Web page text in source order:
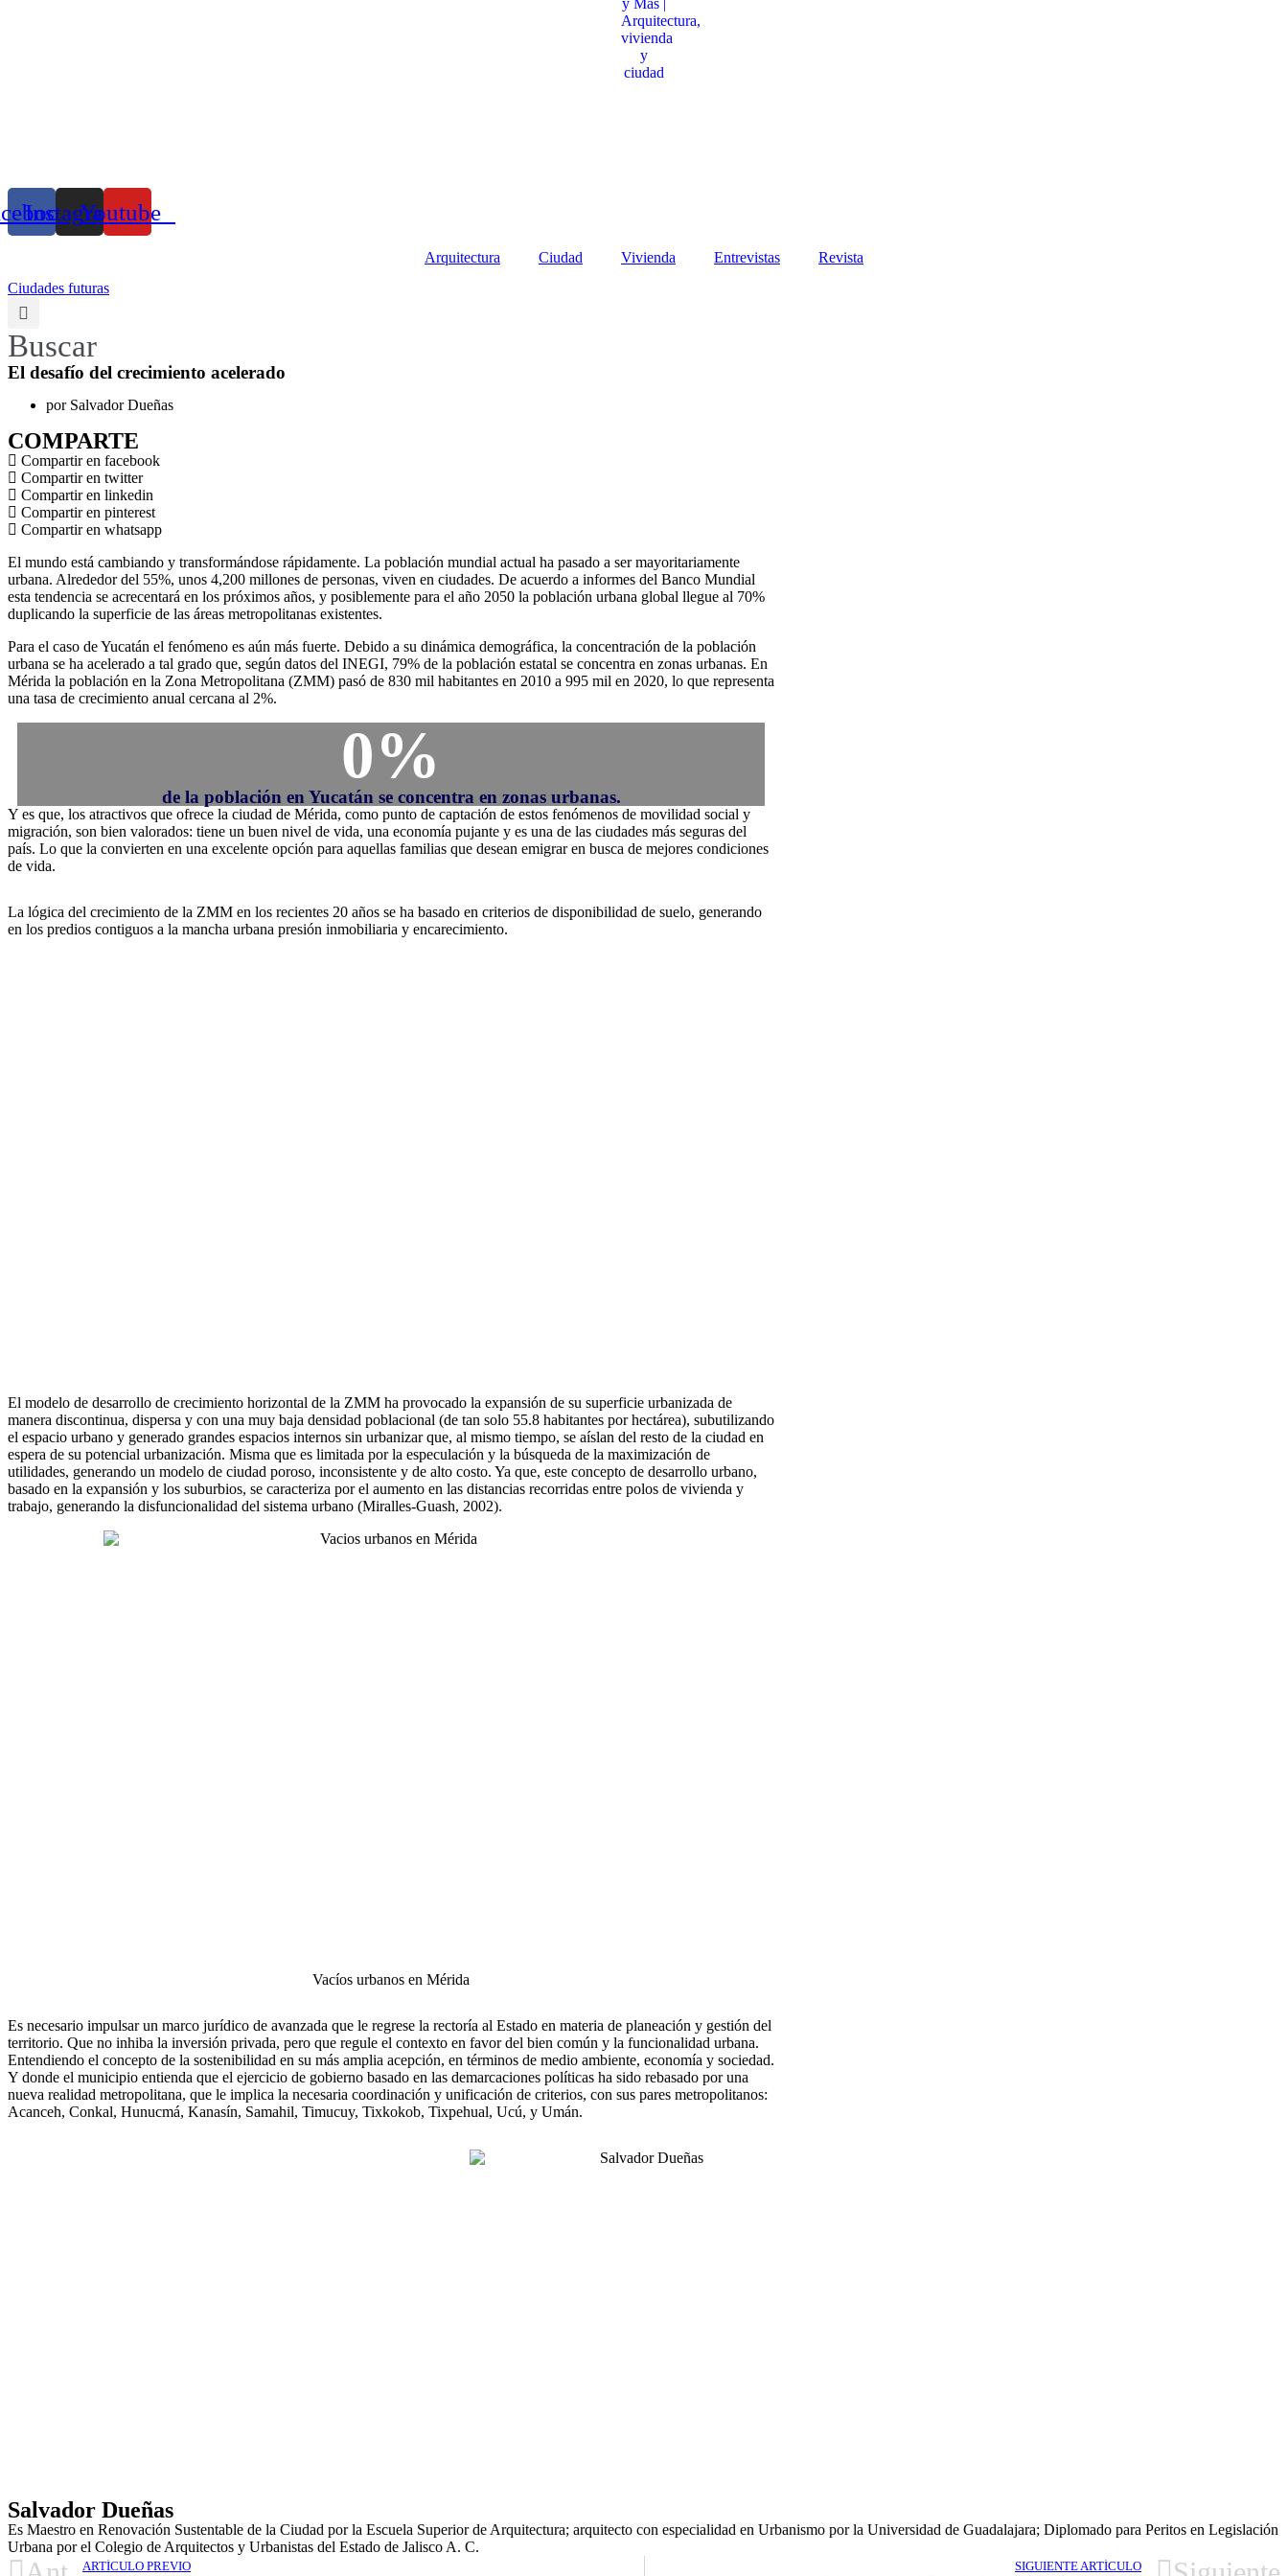
InstagramYoutube
Arquitectura Ciudad Vivienda Entrevistas
Revista
Ciudades futuras
Buscar
El desafío del crecimiento acelerado
por Salvador Dueñas
COMPARTE
Compartir en facebook
Compartir en twitter
Compartir en linkedin
Compartir en pinterest
Compartir en whatsapp
El mundo está cambiando y transformándose rápidamente. La población mundial actual ha pasado a ser mayoritariamente
urbana. Alrededor del 55%, unos 4,200 millones de personas, viven en ciudades. De acuerdo a informes del Banco Mundial
esta tendencia se acrecentará en los próximos años, y posiblemente para el año 2050 la población urbana global llegue al 70%
duplicando la superficie de las áreas metropolitanas existentes.
Para el caso de Yucatán el fenómeno es aún más fuerte. Debido a su dinámica demográfica, la concentración de la población
urbana se ha acelerado a tal grado que, según datos del INEGI, 79% de la población estatal se concentra en zonas urbanas. En
Mérida la población en la Zona Metropolitana (ZMM) pasó de 830 mil habitantes en 2010 a 995 mil en 2020, lo que representa
una tasa de crecimiento anual cercana al 2%.
0%
de la población en Yucatán se concentra en zonas urbanas.
Y es que, los atractivos que ofrece la ciudad de Mérida, como punto de captación de estos fenómenos de movilidad social y
migración, son bien valorados: tiene un buen nivel de vida, una economía pujante y es una de las ciudades más seguras del
país. Lo que la convierten en una excelente opción para aquellas familias que desean emigrar en busca de mejores condiciones
de vida.
La lógica del crecimiento de la ZMM en los recientes 20 años se ha basado en criterios de disponibilidad de suelo, generando
en los predios contiguos a la mancha urbana presión inmobiliaria y encarecimiento.
El modelo de desarrollo de crecimiento horizontal de la ZMM ha provocado la expansión de su superficie urbanizada de
manera discontinua, dispersa y con una muy baja densidad poblacional (de tan solo 55.8 habitantes por hectárea), subutilizando
el espacio urbano y generado grandes espacios internos sin urbanizar que, al mismo tiempo, se aíslan del resto de la ciudad en
espera de su potencial urbanización. Misma que es limitada por la especulación y la búsqueda de la maximización de
utilidades, generando un modelo de ciudad poroso, inconsistente y de alto costo. Ya que, este concepto de desarrollo urbano,
basado en la expansión y los suburbios, se caracteriza por el aumento en las distancias recorridas entre polos de vivienda y
trabajo, generando la disfuncionalidad del sistema urbano (Miralles-Guash, 2002).
Vacíos urbanos en Mérida
Es necesario impulsar un marco jurídico de avanzada que le regrese la rectoría al Estado en materia de planeación y gestión del
territorio. Que no inhiba la inversión privada, pero que regule el contexto en favor del bien común y la funcionalidad urbana.
Entendiendo el concepto de la sostenibilidad en su más amplia acepción, en términos de medio ambiente, economía y sociedad.
Y donde el municipio entienda que el ejercicio de gobierno basado en las demarcaciones políticas ha sido rebasado por una
nueva realidad metropolitana, que le implica la necesaria coordinación y unificación de criterios, con sus pares metropolitanos:
Acanceh, Conkal, Hunucmá, Kanasín, Samahil, Timucuy, Tixkokob, Tixpehual, Ucú, y Umán.
Salvador Dueñas
Es Maestro en Renovación Sustentable de la Ciudad por la Escuela Superior de Arquitectura; arquitecto con especialidad en Urbanismo por la Universidad de Guadalajara; Diplomado para Peritos en Legislación
Urbana por el Colegio de Arquitectos y Urbanistas del Estado de Jalisco A. C.
ARTÍCULO PREVIO SIGUIENTE ARTÍCULO